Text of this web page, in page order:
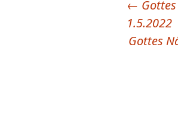
←
1.5.2022
Gottes